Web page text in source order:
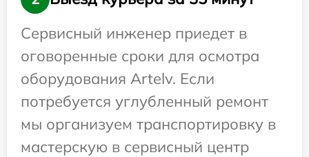
Сервисный инженер приедет в
оговоренные сроки для осмотра
оборудования Artelv. Если
потребуется углубленный ремонт
мы организуем транспортировку в
мастерскую в сервисный центр